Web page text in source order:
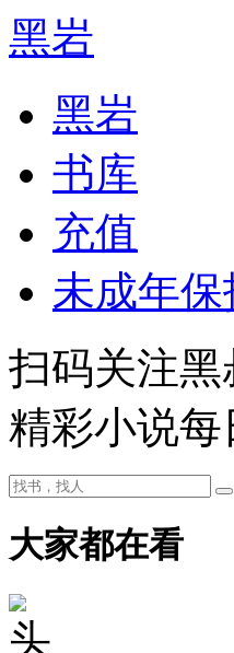
黑岩
黑岩
书库
充值
未成年
扫码关注黑
精彩小说每
大家都在看